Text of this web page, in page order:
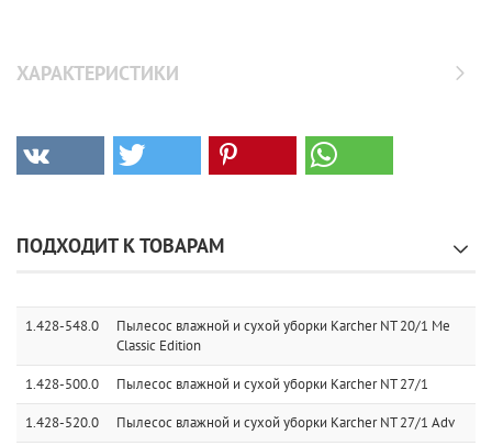
ХАРАКТЕРИСТИКИ
ПОДХОДИТ К ТОВАРАМ
1.428-548.0
Пылесос влажной и сухой уборки Karcher NT 20/1 Me
Classic Edition
1.428-500.0 Пылесос влажной и сухой уборки Karcher NT 27/1
1.428-520.0 Пылесос влажной и сухой уборки Karcher NT 27/1 Adv